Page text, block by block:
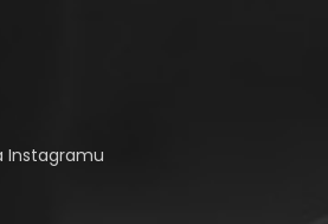
Instagramu